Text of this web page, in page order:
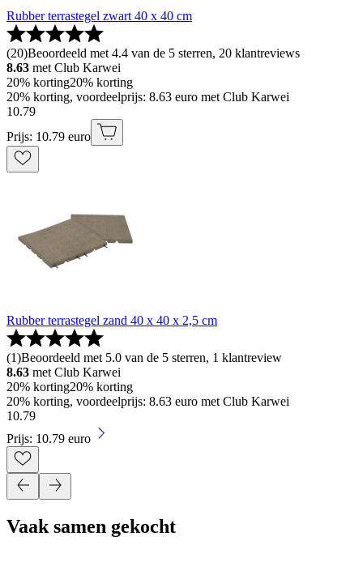
Rubber terrastegel zwart 40 x 40 cm
(20)Beoordeeld met 4.4 van de 5 sterren, 20 klantreviews
8.63 met Club Karwei
20% korting20% korting
20% korting, voordeelprijs: 8.63 euro met Club Karwei
10.79
Prijs: 10.79 euro
Rubber terrastegel zand 40 x 40 x 2,5 cm
(1)Beoordeeld met 5.0 van de 5 sterren, 1 klantreview
8.63 met Club Karwei
20% korting20% korting
20% korting, voordeelprijs: 8.63 euro met Club Karwei
10.79
Prijs: 10.79 euro
Vaak samen gekocht